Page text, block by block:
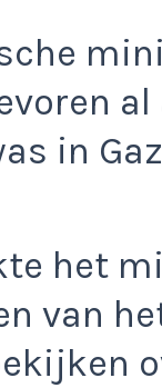
in
het
van